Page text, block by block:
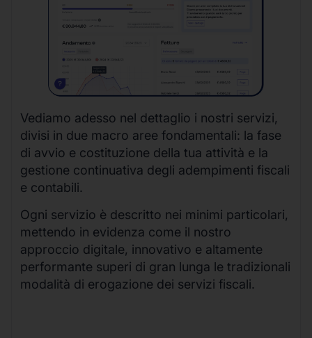
Vediamo adesso nel dettaglio i nostri servizi,
divisi in due macro aree fondamentali: la fase
di avvio e costituzione della tua attività e la
gestione continuativa degli adempimenti fiscali
e contabili.
Ogni servizio è descritto nei minimi particolari,
mettendo in evidenza come il nostro
approccio digitale, innovativo e altamente
performante superi di gran lunga le tradizionali
modalità di erogazione dei servizi fiscali.